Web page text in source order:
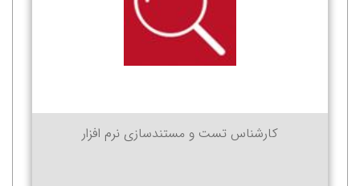
کارشناس تست و مستندسازی نرم افزار